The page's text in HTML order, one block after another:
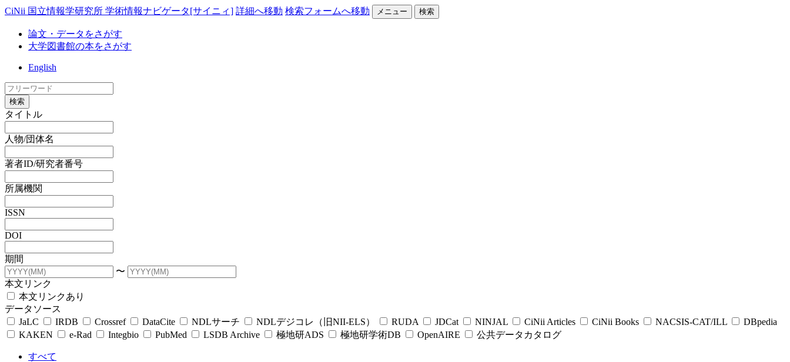
CiNii 国立情報学研究所 学術情報ナビゲータ[サイニィ] 詳細へ移動 検索フォームへ移動 メニュー 検索
論文・データをさがす
大学図書館の本をさがす
English
検索
タイトル
人物/団体名
著者ID/研究者番号
所属機関
ISSN
DOI
期間
〜
本文リンク
本文リンクあり
データソース
JaLC
IRDB Crossref DataCite NDLサーチ NDLデジコレ（旧NII-ELS） RUDA JDCat NINJAL CiNii Articles CiNii Books NACSIS-CAT/ILL
DBpedia
KAKEN
e-Rad Integbio PubMed LSDB Archive 極地研ADS 極地研学術DB OpenAIRE 公共データカタログ
すべて